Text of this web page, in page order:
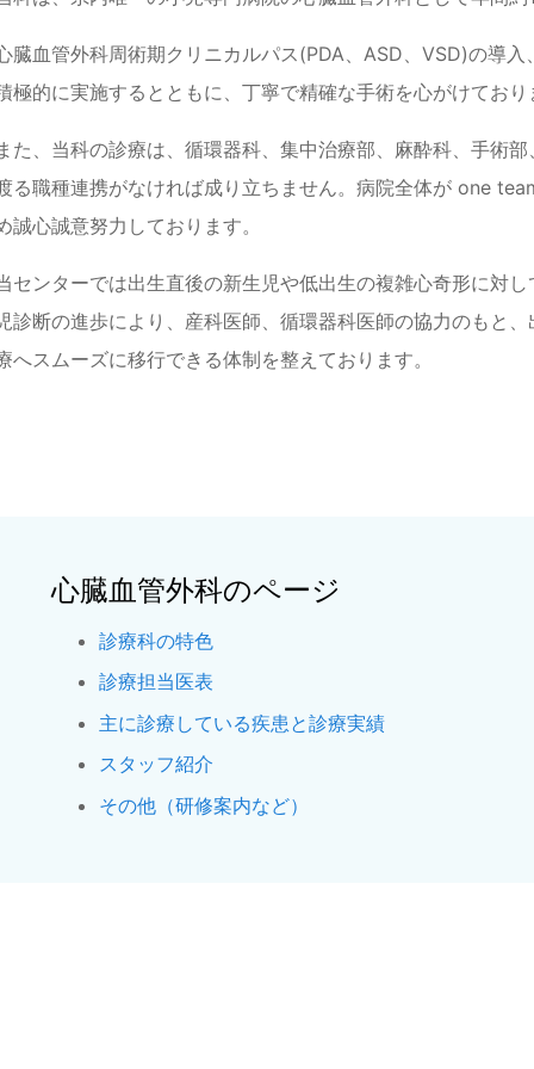
臓血管外科周術期クリニカルパス(PDA、ASD、VSD)の導
極的に実施するとともに、丁寧で精確な手術を心がけており
た、当科の診療は、循環器科、集中治療部、麻酔科、手術
る職種連携がなければ成り立ちません。病院全体が one
誠心誠意努力しております。
センターでは出生直後の新生児や低出生の複雑心奇形に対
診断の進歩により、産科医師、循環器科医師の協力のもと
へスムーズに移行できる体制を整えております。
心臓血管外科のページ
診療科の特色
診療担当医表
主に診療している疾患と診療実績
スタッフ紹介
その他（研修案内など）